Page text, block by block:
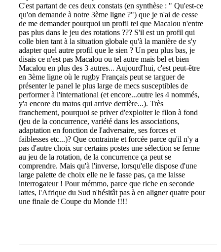
C'est partant de ces deux constats (en synthèse : " Qu'est-ce
qu'on demande à notre 3ème ligne ?") que je n'ai de cesse
de me demander pourquoi un profil tel que Macalou n'entre
pas plus dans le jeu des rotations ??? S'il est un profil qui
colle bien tant à la situation globale qu'à la manière de s'y
adapter quel autre profil que le sien ? Un peu plus bas, je
disais ce n'est pas Macalou ou tel autre mais bel et bien
Macalou en plus des 3 autres... Aujourd'hui, c'est peut-être
en 3ème ligne où le rugby Français peut se targuer de
présenter le panel le plus large de mecs susceptibles de
performer à l'international (et encore...outre les 4 nommés,
y'a encore du matos qui arrive derrière...). Très
franchement, pourquoi se priver d'exploiter le filon à fond
(jeu de la concurrence, variété dans les associations,
adaptation en fonction de l'adversaire, ses forces et
faiblesses etc...)? Que contrainte et forcée parce qu'il n'y a
pas d'autre choix sur certains postes une sélection se ferme
au jeu de la rotation, de la concurrence ça peut se
comprendre. Mais qu'à l'inverse, lorsqu'elle dispose d'une
large palette de choix elle ne le fasse pas, ça me laisse
interrogateur ! Pour mémmo, parce que riche en seconde
lattes, l'Afrique du Sud n'hésitât pas à en aligner quatre pour
une finale de Coupe du Monde !!!!